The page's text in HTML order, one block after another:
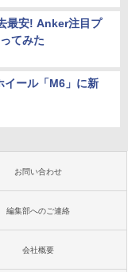
最安! Anker注目プ
てみた
イール「M6」に新
お問い合わせ
編集部へのご連絡
会社概要